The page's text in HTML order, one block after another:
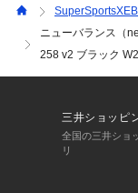
rts XEBIO スポー
s レディース れで
段履き タウン 夏
軽量 厚底 ファッシ
ニューバランス（
258 v2 ブラック
三井ショッピ
全国の三井ショ
リ